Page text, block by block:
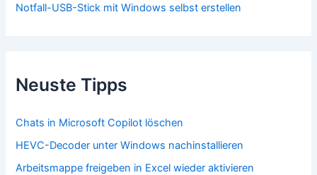
Notfall-USB-Stick mit Windows selbst erstellen
Neuste Tipps
Chats in Microsoft Copilot löschen
HEVC-Decoder unter Windows nachinstallieren
Arbeitsmappe freigeben in Excel wieder aktivieren